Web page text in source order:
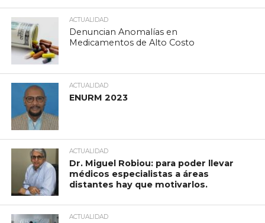
ACTUALIDAD
Denuncian Anomalías en
Medicamentos de Alto Costo
ACTUALIDAD
ENURM 2023
ACTUALIDAD
Dr. Miguel Robiou: para poder llevar
médicos especialistas a áreas
distantes hay que motivarlos.
ACTUALIDAD